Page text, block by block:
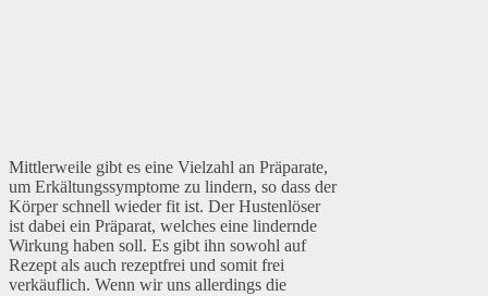
Mittlerweile gibt es eine Vielzahl an Präparate,
um Erkältungssymptome zu lindern, so dass der
Körper schnell wieder fit ist. Der Hustenlöser
ist dabei ein Präparat, welches eine lindernde
Wirkung haben soll. Es gibt ihn sowohl auf
Rezept als auch rezeptfrei und somit frei
verkäuflich. Wenn wir uns allerdings die